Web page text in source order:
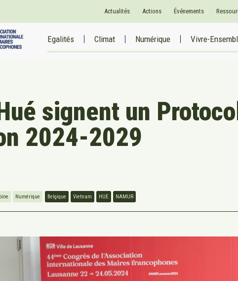
Actualités Actions Événements
Egalités Climat Numérique Vivre-
signent un
2024-2029
Numérique Belgique Vietnam HUE NAMUR